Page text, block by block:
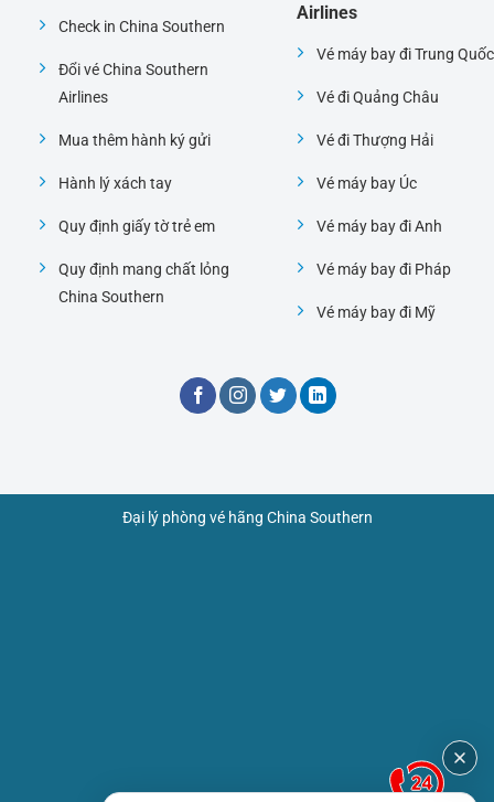
Check in China Southern
Đổi vé China Southern
Airlines
Mua thêm hành ký gửi
Hành lý xách tay
Quy định giấy tờ trẻ em
Quy định mang chất lỏng
China Southern
Airlines
Vé máy bay đi Trung Quốc
Vé đi Quảng Châu
Vé đi Thượng Hải
Vé máy bay Úc
Vé máy bay đi Anh
Vé máy bay đi Pháp
Vé máy bay đi Mỹ
Đại lý phòng vé hãng China Southern